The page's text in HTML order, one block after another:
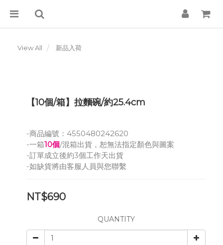
View All 新品入荷
【10個/箱】拉麵碗/約25.4cm
-商品編號：4550480242620
-一箱10個/混箱出貨，恕無法指定顏色與圖案
-訂單成立後約3個工作天出貨
-如缺貨將由客服人員與您聯繫
NT$690
QUANTITY